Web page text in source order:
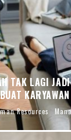
TAK LAGI
Resources